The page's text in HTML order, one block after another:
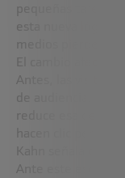
pequeñas tareas,
esta nueva lógica,
medios pierden
El cambio afecta
Antes, las visitas
de audiencia.
reduce esa
Kahn señala que
Ante este